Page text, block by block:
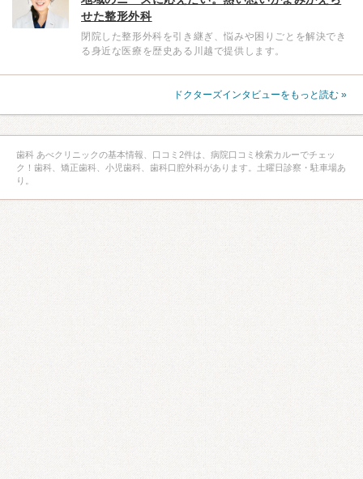
せた整形外科
閉院した整形外科を引き継ぎ、悩みや困りごとを解決でき
る身近な医療を歴史ある川越で提供します。
ドクターズインタビューをもっと読む »
歯科 あべクリニックの基本情報、口コミ2件は、病院口コミ検索カルーでチェッ
ク！歯科、矯正歯科、小児歯科、歯科口腔外科があります。土曜日診察・駐車場あ
り。